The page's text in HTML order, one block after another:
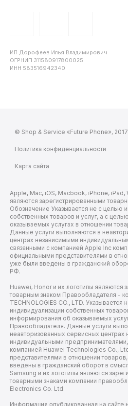
ИП Дорофеев Илья Владимирович
ОГРНИП 311580917800025
ИНН 583516942340
© Shop & Service «Future Phone»,
Политика конфиденциальности
Карта сайта
Apple, Mac, iOS, Macbook, iPhone, iPad,
являются зарегистрированными
Обозначение Указывается не с целью
собственных товаров и услуг, а с
оказываемых услугах в отношении
Данные услуги выполняются в
центрах независимыми
связанными с компанией Apple Inc
официальными представителями в
уже были введены в гражданский
РФ.
Huawei, Honor и их логотипы являются
товарным знаком Правообладателя -
TECHNOLOGIES CO., LTD. Указывается
индивидуализации собственных
информирования об оказываемых
Правообладателя. Данные услуги
неавторизованных сервисных центрах
индивидуальными
компанией Huawei Technologies Co.,
представителями в отношении
введены в гражданский оборот в
Samsung и их логотипы являются
товарными знаками компании
Electronics Co. Ltd.
Информация опубликованная на сайте